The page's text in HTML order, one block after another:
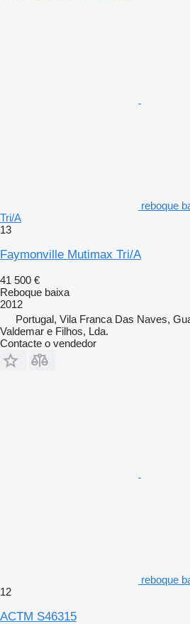
reboque
Tri/A
13
Faymonville Mutimax Tri/A
41 500 €
Reboque baixa
2012
Portugal, Vila Franca Das Naves,
Valdemar e Filhos, Lda.
Contacte o vendedor
reboque
12
ACTM S46315